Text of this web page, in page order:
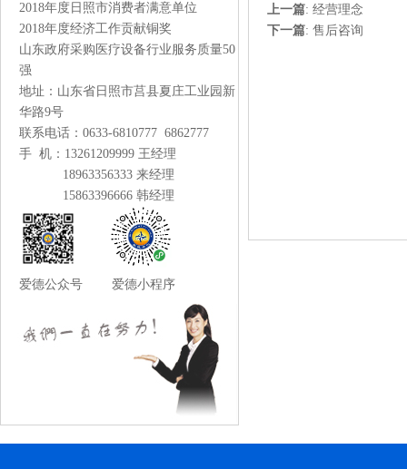
2018年度日照市消费者满意单位
2018年度经济工作贡献铜奖
山东政府采购医疗设备行业服务质量50
强
地址：山东省日照市莒县夏庄工业园新
华路9号
联系电话：0633-6810777 6862777
手 机：13261209999 王经理
18963356333 来经理
15863396666 韩经理
爱德公众号 爱德小程序
上一篇: 经营理念
下一篇: 售后咨询